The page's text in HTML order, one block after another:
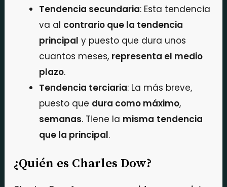
Tendencia secundaria: Esta tendencia
va al contrario que la tendencia
principal y puesto que dura unos
cuantos meses, representa el medio
plazo.
Tendencia terciaria: La más breve,
puesto que dura como máximo,
semanas. Tiene la misma tendencia
que la principal.
¿Quién es Charles Dow?